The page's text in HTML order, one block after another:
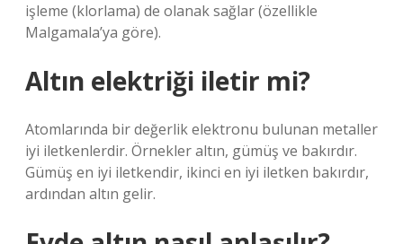
işleme (klorlama) de olanak sağlar (özellikle
Malgamala’ya göre).
Altın elektriği iletir mi?
Atomlarında bir değerlik elektronu bulunan metaller
iyi iletkenlerdir. Örnekler altın, gümüş ve bakırdır.
Gümüş en iyi iletkendir, ikinci en iyi iletken bakırdır,
ardından altın gelir.